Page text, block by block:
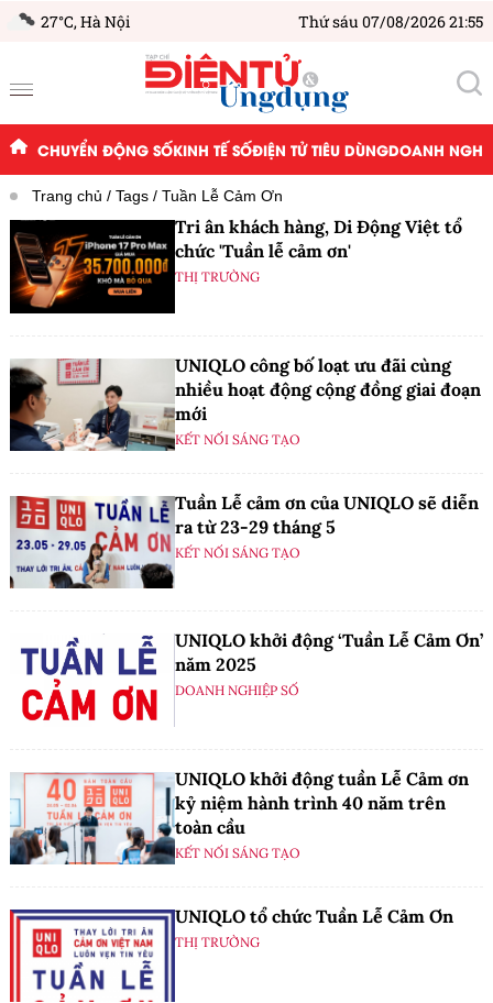
27°C,Hà Nội Thứ sáu 07/08/2026 21:55
CHUYỂN ĐỘNG SỐKINH TẾ SỐĐIỆN TỬ TIÊU DÙNGDOANH
Trang chủ Tags Tuần Lễ Cảm Ơn
Tri ân khách hàng, Di Động Việt tổ
chức 'Tuần lễ cảm ơn'
THỊ TRƯỜNG
UNIQLO công bố loạt ưu đãi cùng
nhiều hoạt động cộng đồng giai đoạn
mới
KẾT NỐI SÁNG TẠO
Tuần Lễ cảm ơn của UNIQLO sẽ diễn
ra từ 23-29 tháng 5
KẾT NỐI SÁNG TẠO
UNIQLO khởi động ‘Tuần Lễ Cảm Ơn’
năm 2025
DOANH NGHIỆP SỐ
UNIQLO khởi động tuần Lễ Cảm ơn
kỷ niệm hành trình 40 năm trên
toàn cầu
KẾT NỐI SÁNG TẠO
UNIQLO tổ chức Tuần Lễ Cảm Ơn
THỊ TRƯỜNG